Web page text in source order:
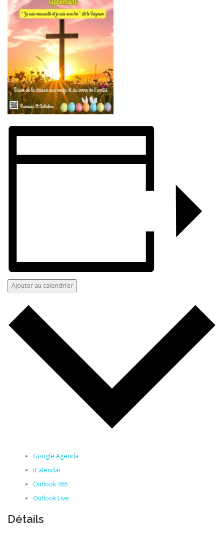
Ajouter au calendrier
Google Agenda
iCalendar
Outlook 365
Outlook Live
Détails